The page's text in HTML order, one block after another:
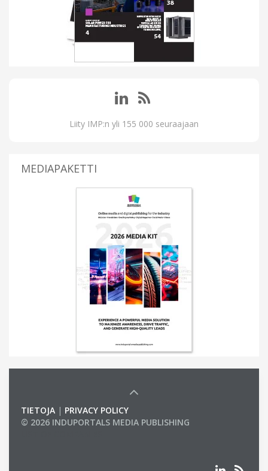
Liity IMP:n yli 155 000 seuraajaan
MEDIAPAKETTI
TIETOJA | PRIVACY POLICY
© 2026 INDUPORTALS MEDIA PUBLISHING